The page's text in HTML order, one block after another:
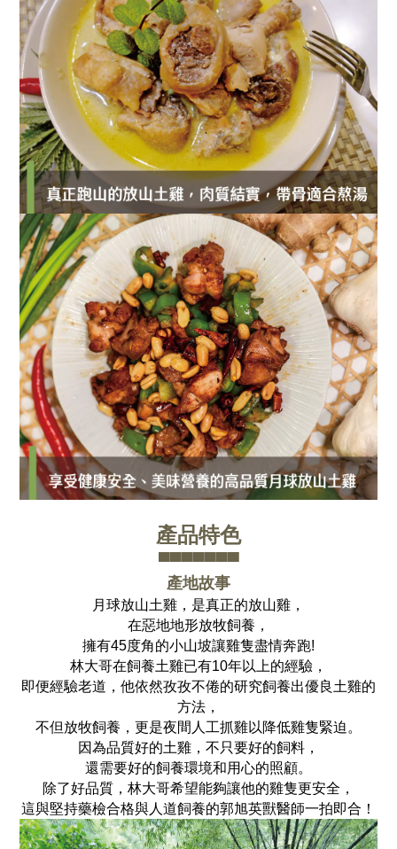
產品特色
▀▀▀▀▀▀▀
產地故事
月球放山土雞，是真正的放山雞，
在惡地地形放牧飼養，
擁有45度角的小山坡讓雞隻盡情奔跑!
林大哥在飼養土雞已有10年以上的經驗，
即便經驗老道， 他依然孜孜不倦的研究飼養出優良土雞的
方法，
不但放牧飼養，更是夜間人工抓雞以降低雞隻緊迫。
因為品質好的土雞， 不只要好的飼料，
還需要好的飼養環境和用心的照顧。
除了好品質，林大哥希望能夠讓他的雞隻更安全，
這與堅持藥檢合格與人道飼養的郭旭英獸醫師一拍即合！